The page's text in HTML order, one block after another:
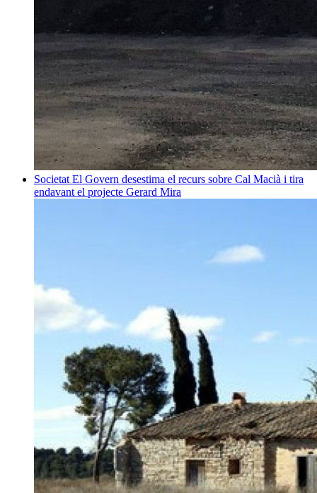
Societat El Govern desestima el recurs sobre Cal Macià i tira
endavant el projecte Gerard Mira